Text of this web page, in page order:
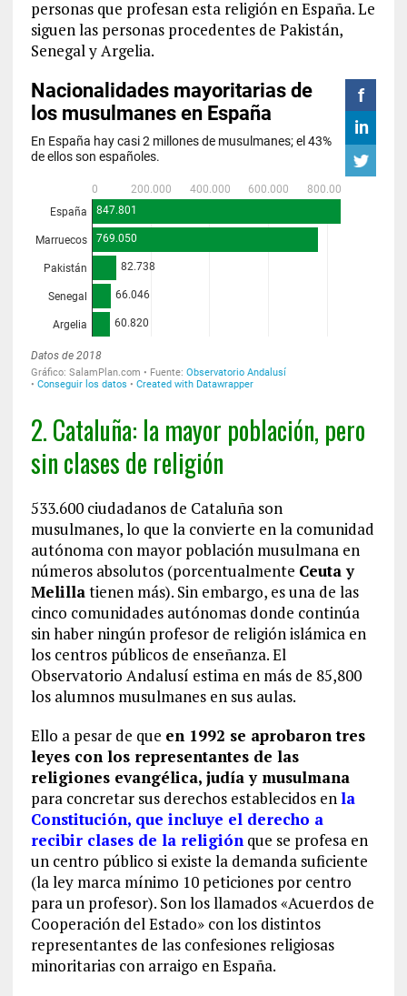
personas que profesan esta religión en España. Le
siguen las personas procedentes de Pakistán,
Senegal y Argelia.
2. Cataluña: la mayor población, pero
sin clases de religión
533.600 ciudadanos de Cataluña son
musulmanes, lo que la convierte en la comunidad
autónoma con mayor población musulmana en
números absolutos (porcentualmente Ceuta y
Melillatienen más). Sin embargo, es una de las
cinco comunidades autónomas donde continúa
sin haber ningún profesor de religión islámica en
los centros públicos de enseñanza. El
Observatorio Andalusí estima en más de 85,800
los alumnos musulmanes en sus aulas.
Ello a pesar de que en 1992 se aprobaron tres
leyes con los representantes de las
religiones evangélica, judía y musulmana
para concretar sus derechos establecidos enla
Constitución, que incluye el derecho a
recibir clases de la religiónque se profesa en
un centro público si existe la demanda suficiente
(la ley marca mínimo 10 peticiones por centro
para un profesor). Son los llamados «Acuerdos de
Cooperación del Estado» con los distintos
representantes de las confesiones religiosas
minoritarias con arraigo en España.